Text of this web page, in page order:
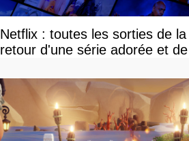
Netflix : toutes les sorties de
retour d'une série adorée et